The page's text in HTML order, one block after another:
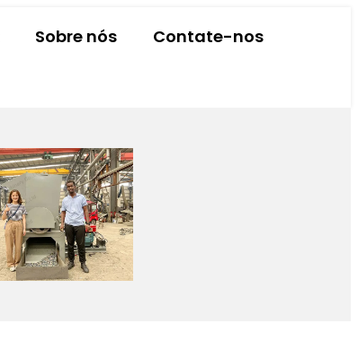
Sobre nós
Contate-nos